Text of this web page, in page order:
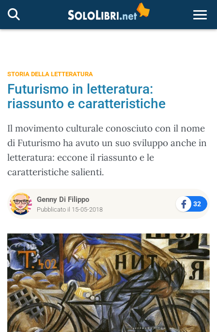
STORIA DELLA LETTERATURA
Futurismo in letteratura:
riassunto e caratteristiche
Il movimento culturale conosciuto con il nome
di Futurismo ha avuto un suo sviluppo anche in
letteratura: eccone il riassunto e le
caratteristiche salienti.
Genny Di Filippo
Pubblicato il 15-05-2018
32